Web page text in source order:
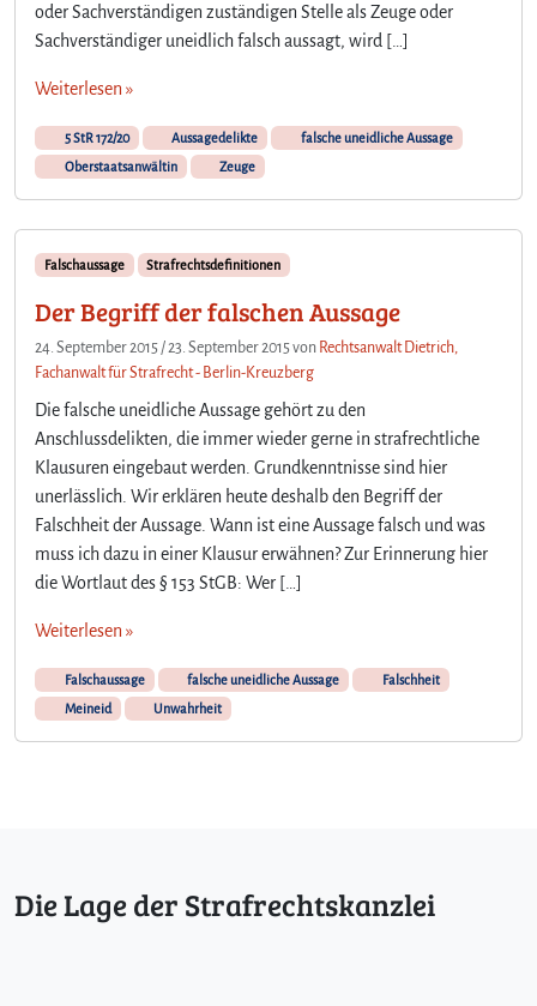
oder Sachverständigen zuständigen Stelle als Zeuge oder
Sachverständiger uneidlich falsch aussagt, wird […]
Weiterlesen »
5 StR 172/20 Aussagedelikte
falsche uneidliche Aussage
Oberstaatsanwältin
Zeuge
Falschaussage Strafrechtsdefinitionen
Der Begriff der falschen Aussage
24. September 2015 /23. September 2015von Rechtsanwalt Dietrich,
Fachanwalt für Strafrecht - Berlin-Kreuzberg
Die falsche uneidliche Aussage gehört zu den
Anschlussdelikten, die immer wieder gerne in strafrechtliche
Klausuren eingebaut werden. Grundkenntnisse sind hier
unerlässlich. Wir erklären heute deshalb den Begriff der
Falschheit der Aussage. Wann ist eine Aussage falsch und was
muss ich dazu in einer Klausur erwähnen? Zur Erinnerung hier
die Wortlaut des § 153 StGB: Wer […]
Weiterlesen »
Falschaussage falsche uneidliche Aussage
Falschheit
Meineid
Unwahrheit
Die Lage der Strafrechtskanzlei